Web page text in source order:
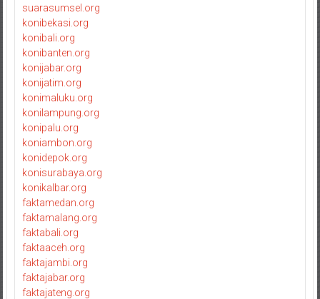
suarasumsel.org
konibekasi.org
konibali.org
konibanten.org
konijabar.org
konijatim.org
konimaluku.org
konilampung.org
konipalu.org
koniambon.org
konidepok.org
konisurabaya.org
konikalbar.org
faktamedan.org
faktamalang.org
faktabali.org
faktaaceh.org
faktajambi.org
faktajabar.org
faktajateng.org